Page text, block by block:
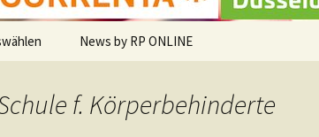
News by RP ONLINE
f. Körperbehinderte